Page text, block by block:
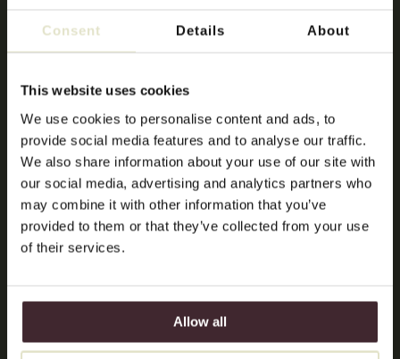
Consent Details About
This website uses cookies
We use cookies to personalise content and ads, to
provide social media features and to analyse our traffic.
We also share information about your use of our site with
our social media, advertising and analytics partners who
may combine it with other information that you’ve
provided to them or that they’ve collected from your use
of their services.
Allow all
Verloop van de
behandeling tegen rimpels